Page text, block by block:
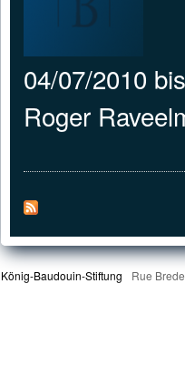
04/07/2010 bis
Roger
König-Baudouin-Stiftung Rue